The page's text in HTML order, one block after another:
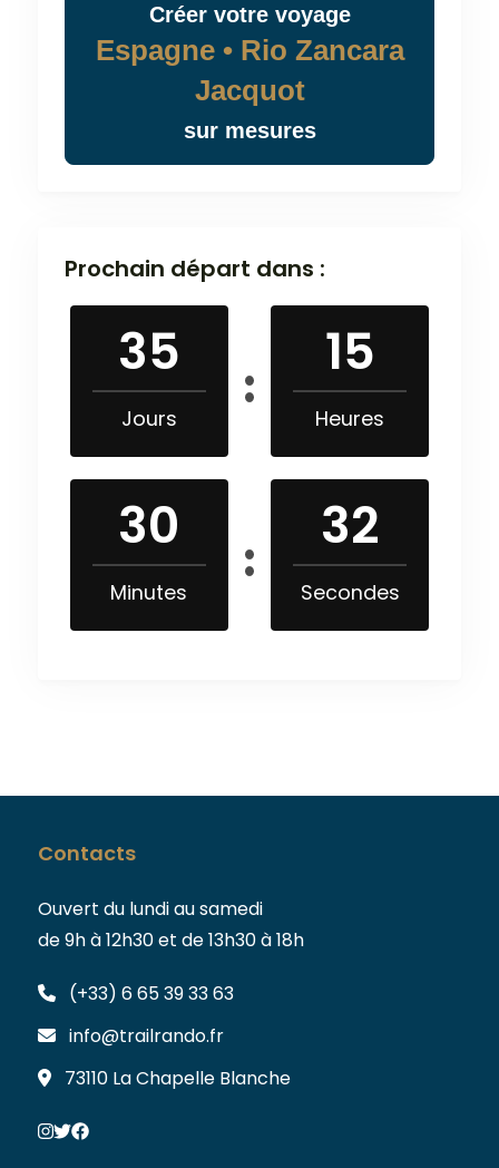
Créer votrevoyage
Espagne • Rio Zancara
Jacquot
sur mesures
Prochain départ dans :
35
Jours
15
Heures
30
Minutes
32
Secondes
Contacts
Ouvert du lundi au samedi
de 9h à 12h30 et de 13h30 à 18h
(+33) 6 65 39 33 63
info@trailrando.fr
73110 La Chapelle Blanche